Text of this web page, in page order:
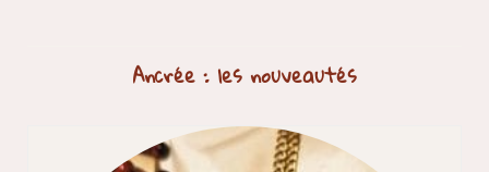
Ancrée : les nouveautés